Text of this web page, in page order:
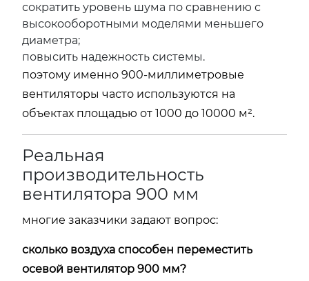
сократить уровень шума по сравнению с
высокооборотными моделями меньшего
диаметра;
повысить надежность системы.
поэтому именно 900-миллиметровые
вентиляторы часто используются на
объектах площадью от 1000 до 10000 м².
Реальная
производительность
вентилятора 900 мм
многие заказчики задают вопрос:
сколько воздуха способен переместить
осевой вентилятор 900 мм?